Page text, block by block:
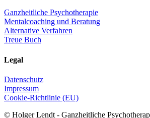
Ganzheitliche Psychotherapie
Mentalcoaching und Beratung
Alternative Verfahren
Treue Buch
Legal
Datenschutz
Impressum
Cookie-Richtlinie (EU)
© Holger Lendt - Ganzheitliche